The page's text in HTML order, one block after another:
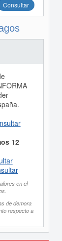
Consultar
12
en el
de demora
respecto a